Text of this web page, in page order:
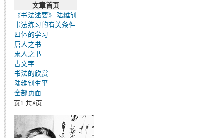
文章首页
《书法述要》 陆维钊
书法练习的有关条件
四体的学习
唐人之书
宋人之书
古文字
书法的欣赏
陆维钊生平
全部页面
页1 共8页